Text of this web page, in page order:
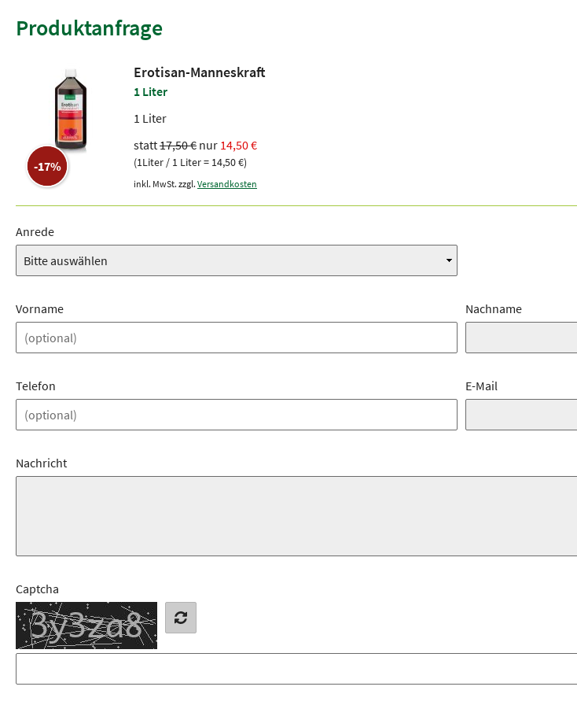
Produktanfrage
-17%
Erotisan-Manneskraft
1 Liter
1 Liter
statt17,50 € nur 14,50 €
(1Liter / 1 Liter = 14,50 €)
inkl. MwSt. zzgl. Versandkosten
Anrede
Vorname Nachname
Telefon E-Mail
Nachricht
Captcha